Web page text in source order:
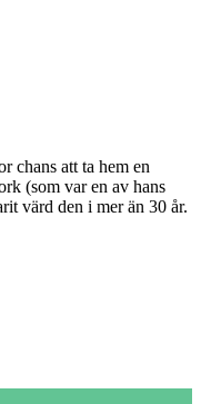
chans att ta hem en
(som var en av hans
värd den i mer än 30 år.